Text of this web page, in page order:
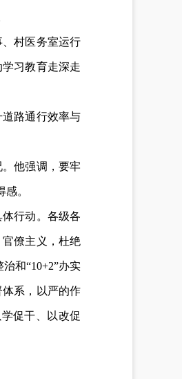
村医务室运行
习教育走深走
路通行效率与
他强调，要牢
。
行动。各级各
僚主义，杜绝
和“10+2”办实
系，以严的作
促干、以改促